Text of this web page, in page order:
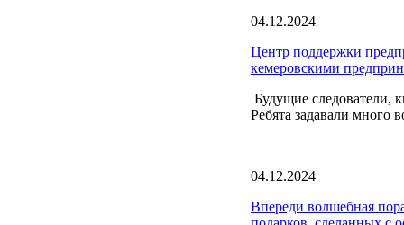
04.12.2024
Центр поддержки
кемеровскими
Будущие следователи,
Ребята задавали много
04.12.2024
Впереди волшебная